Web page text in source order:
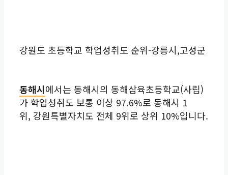
강원도 초등학교 학업성취도 순위-강릉시,고성군
동해시에서는 동해시의 동해삼육초등학교(사립)
가 학업성취도 보통 이상 97.6%로 동해시 1
위, 강원특별자치도 전체 9위로 상위 10%입니다.